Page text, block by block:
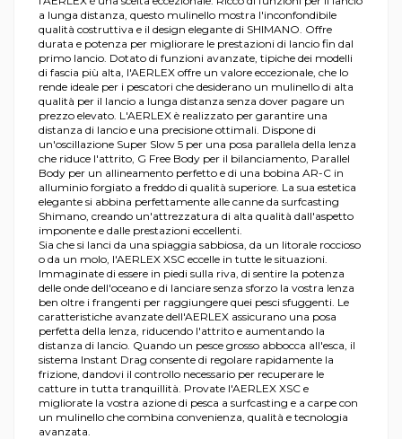
a lunga distanza, questo mulinello mostra l'inconfondibile
qualità costruttiva e il design elegante di SHIMANO. Offre
durata e potenza per migliorare le prestazioni di lancio fin dal
primo lancio. Dotato di funzioni avanzate, tipiche dei modelli
di fascia più alta, l'AERLEX offre un valore eccezionale, che lo
rende ideale per i pescatori che desiderano un mulinello di alta
qualità per il lancio a lunga distanza senza dover pagare un
prezzo elevato. L'AERLEX è realizzato per garantire una
distanza di lancio e una precisione ottimali. Dispone di
un'oscillazione Super Slow 5 per una posa parallela della lenza
che riduce l'attrito, G Free Body per il bilanciamento, Parallel
Body per un allineamento perfetto e di una bobina AR-C in
alluminio forgiato a freddo di qualità superiore. La sua estetica
elegante si abbina perfettamente alle canne da surfcasting
Shimano, creando un'attrezzatura di alta qualità dall'aspetto
imponente e dalle prestazioni eccellenti.
Sia che si lanci da una spiaggia sabbiosa, da un litorale roccioso
o da un molo, l'AERLEX XSC eccelle in tutte le situazioni.
Immaginate di essere in piedi sulla riva, di sentire la potenza
delle onde dell'oceano e di lanciare senza sforzo la vostra lenza
ben oltre i frangenti per raggiungere quei pesci sfuggenti. Le
caratteristiche avanzate dell'AERLEX assicurano una posa
perfetta della lenza, riducendo l'attrito e aumentando la
distanza di lancio. Quando un pesce grosso abbocca all'esca, il
sistema Instant Drag consente di regolare rapidamente la
frizione, dandovi il controllo necessario per recuperare le
catture in tutta tranquillità. Provate l'AERLEX XSC e
migliorate la vostra azione di pesca a surfcasting e a carpe con
un mulinello che combina convenienza, qualità e tecnologia
avanzata.